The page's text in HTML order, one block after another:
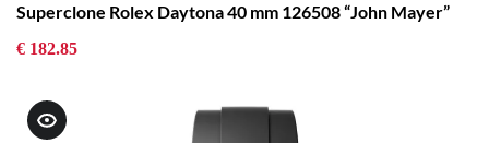
Superclone Rolex Daytona 40 mm 126508 “John Mayer”
€ 182.85